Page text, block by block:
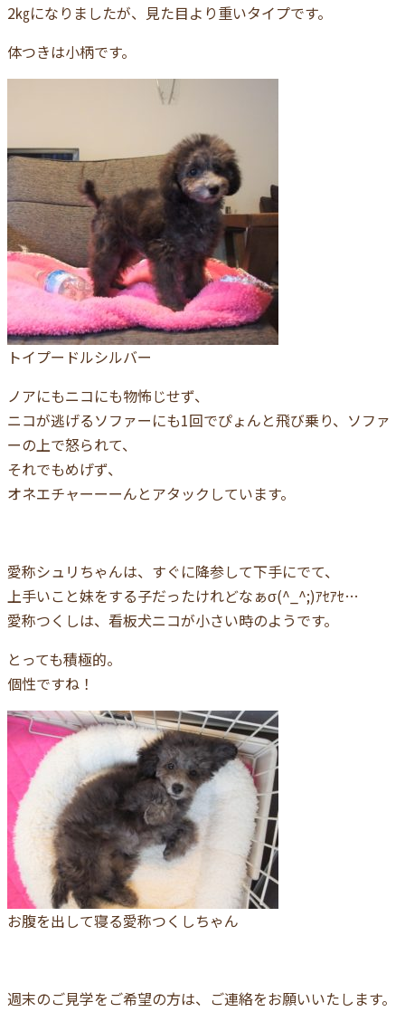
2㎏になりましたが、見た目より重いタイプです。
体つきは小柄です。
トイプードルシルバー
ノアにもニコにも物怖じせず、
ニコが逃げるソファーにも1回でぴょんと飛び乗り、ソファ
ーの上で怒られて、
それでもめげず、
オネエチャーーーんとアタックしています。
愛称シュリちゃんは、すぐに降参して下手にでて、
上手いこと妹をする子だったけれどなぁσ(^_^;)ｱｾｱｾ…
愛称つくしは、看板犬ニコが小さい時のようです。
とっても積極的。
個性ですね！
お腹を出して寝る愛称つくしちゃん
週末のご見学をご希望の方は、ご連絡をお願いいたします。